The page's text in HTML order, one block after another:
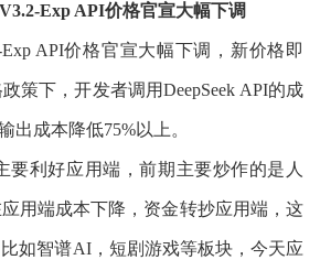
Exp API价格官宣大幅下调
Exp API价格官宣大幅下调，新价格即
策下，开发者调用DeepSeek API的成
出成本降低75%以上。
要利好应用端，前期主要炒作的是人
用端成本下降，资金转抄应用端，这
如智谱AI，短剧游戏等板块，今天应